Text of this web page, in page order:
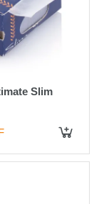
Slim